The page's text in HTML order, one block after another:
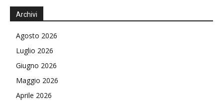
Archivi
Agosto 2026
Luglio 2026
Giugno 2026
Maggio 2026
Aprile 2026